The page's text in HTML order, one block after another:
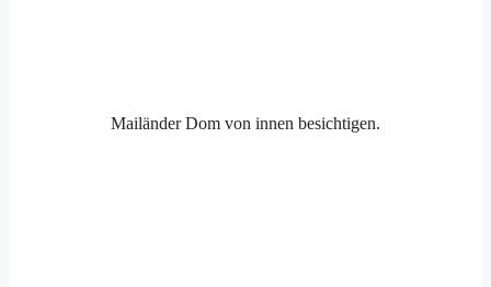
Mailänder Dom von innen besichtigen.